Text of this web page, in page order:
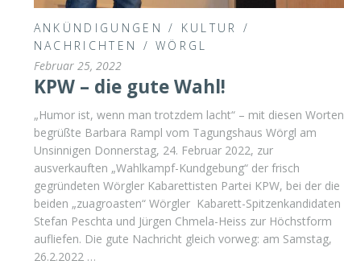
ANKÜNDIGUNGEN / KULTUR /
NACHRICHTEN
/WÖRGL
Februar 25, 2022
KPW – die gute Wahl!
„Humor ist, wenn man trotzdem lacht“ – mit diesen Worten
begrüßte Barbara Rampl vom Tagungshaus Wörgl am
Unsinnigen Donnerstag, 24. Februar 2022, zur
ausverkauften „Wahlkampf-Kundgebung“ der frisch
gegründeten Wörgler Kabarettisten Partei KPW, bei der die
beiden „zuagroasten“ Wörgler Kabarett-Spitzenkandidaten
Stefan Peschta und Jürgen Chmela-Heiss zur Höchstform
aufliefen. Die gute Nachricht gleich vorweg: am Samstag,
26.2.2022 …